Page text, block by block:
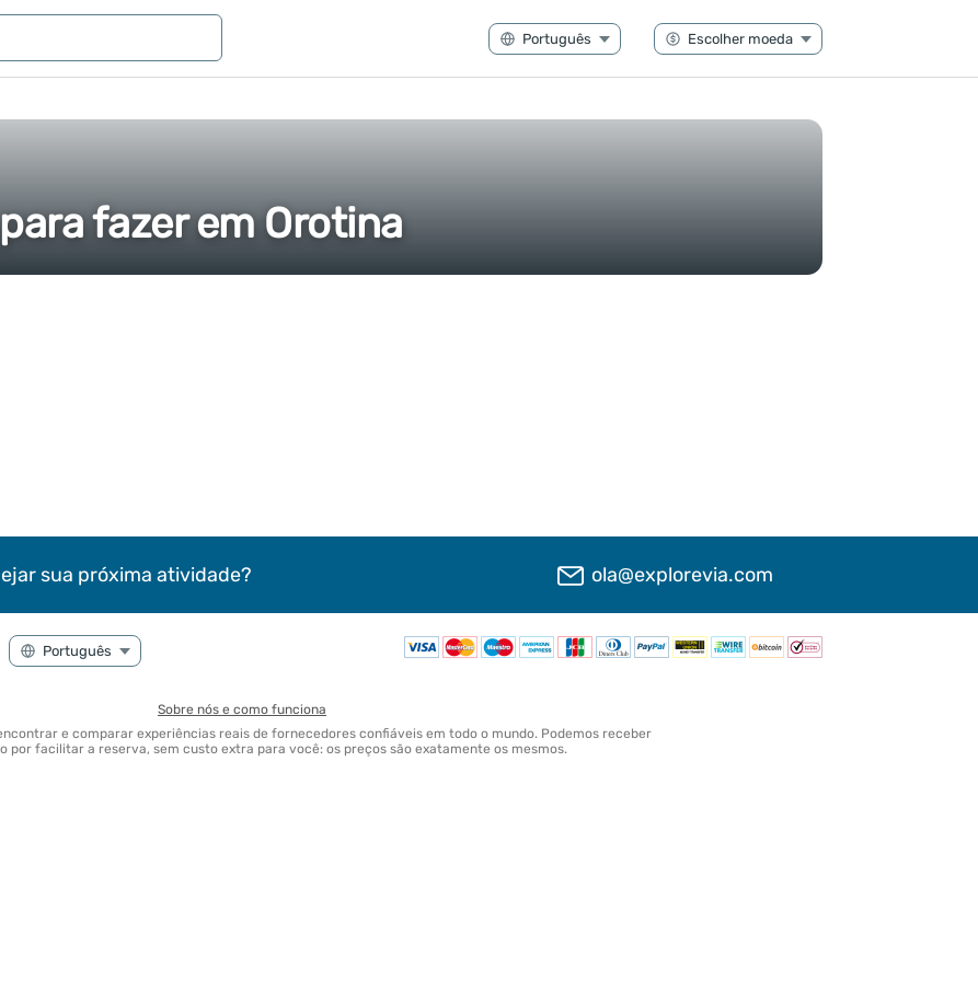
fazer em Orotina
sua próxima atividade? ola@explorevia.com
Sobre nós e como funciona
e comparar experiências reais de fornecedores confiáveis em todo o mundo. Podemos receber
por facilitar a reserva, sem custo extra para você: os preços são exatamente os mesmos.